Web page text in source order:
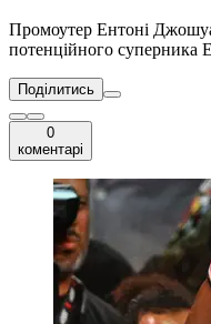
Промоутер Ентоні
потенційного суперника
Поділитись
0
коментарі